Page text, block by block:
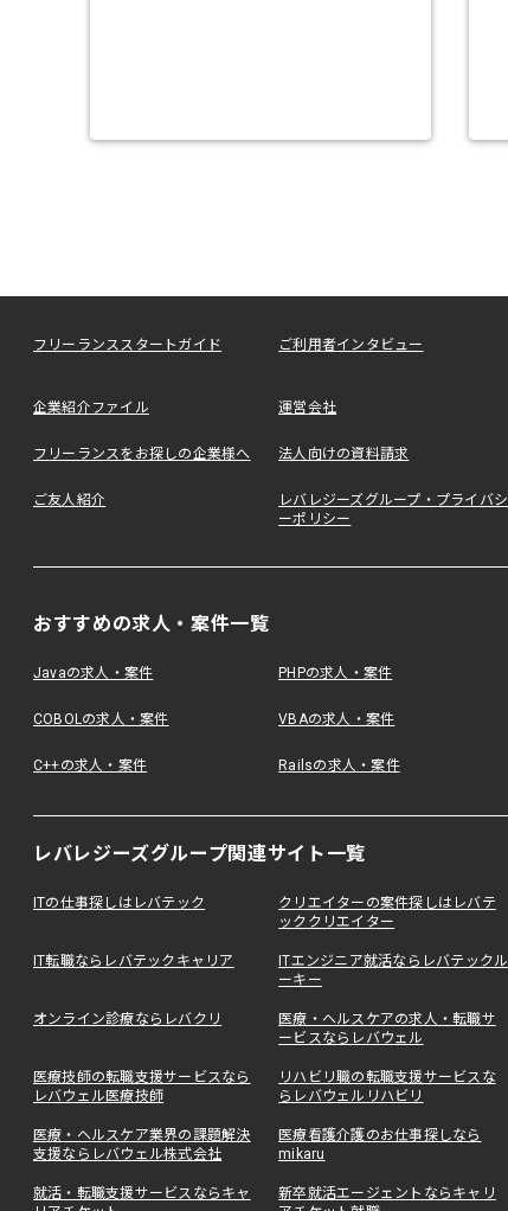
フリーランススタートガイド ご利用者インタビュー
企業紹介ファイル 運営会社
フリーランスをお探しの企業様へ 法人向けの資料請求
ご友人紹介
レバレジーズグループ・プライバシ
ーポリシー
おすすめの求人・案件一覧
Javaの求人・案件 PHPの求人・案件
COBOLの求人・案件 VBAの求人・案件
C++の求人・案件 Railsの求人・案件
レバレジーズグループ関連サイト一覧
ITの仕事探しはレバテック
クリエイターの案件探しはレバテ
ッククリエイター
IT転職ならレバテックキャリア
ITエンジニア就活ならレバテックル
ーキー
オンライン診療ならレバクリ
医療・ヘルスケアの求人・転職サ
ービスならレバウェル
医療技師の転職支援サービスなら
レバウェル医療技師
リハビリ職の転職支援サービスな
らレバウェルリハビリ
医療・ヘルスケア業界の課題解決
支援ならレバウェル株式会社
医療看護介護のお仕事探しなら
mikaru
就活・転職支援サービスならキャ
新卒就活エージェントならキャリ